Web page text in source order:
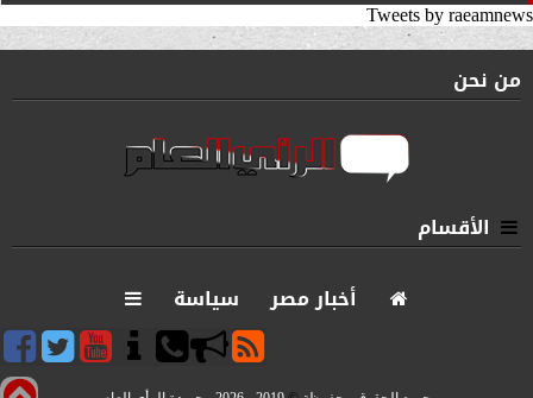
Tweets by raeamnews
من نحن
الأقسام
أخبار مصر
سياسة